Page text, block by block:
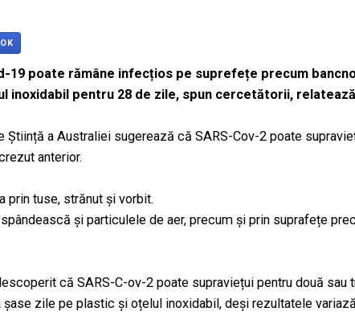
19 poate rămâne infecțios pe suprefețe precum
inoxidabil pentru 28 de zile, spun cercetătorii, relatează
a Australiei sugerează că SARS-Cov-2 poate
anterior.
prin tuse, strănut și vorbit.
și particulele de aer, precum și prin suprafețe
că SARS-C-ov-2 poate supraviețui pentru două sau
zile pe plastic și oțelul inoxidabil, deși rezultatele